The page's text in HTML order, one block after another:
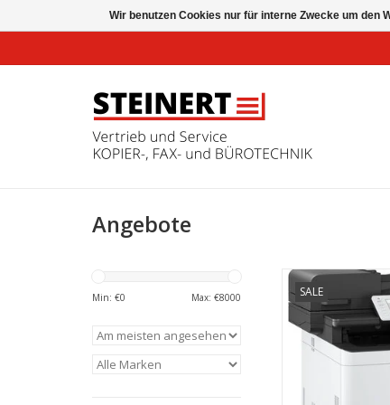
Angebote
Min: €0 Max: €8000 SALE
Kopieren, Drucken,
Faxen, schnell,
ZUM
Wir benutzen Cookies nur für interne Zwecke um den